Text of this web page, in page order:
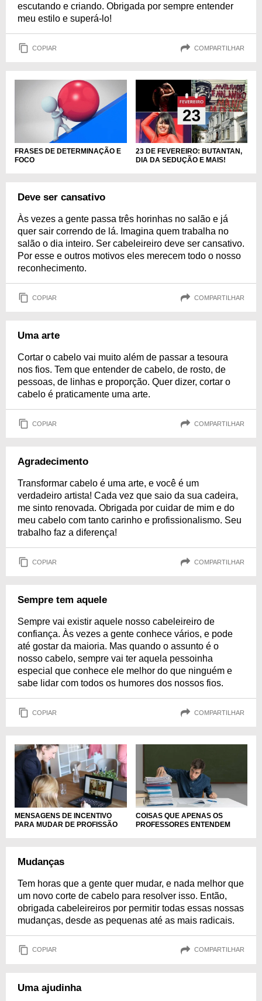
escutando e criando. Obrigada por sempre entender
meu estilo e superá-lo!
COPIAR COMPARTILHAR
FRASES DE DETERMINAÇÃO E
FOCO
23 DE FEVEREIRO: BUTANTAN,
DIA DA SEDUÇÃO E MAIS!
Deve ser cansativo
Às vezes a gente passa três horinhas no salão e já
quer sair correndo de lá. Imagina quem trabalha no
salão o dia inteiro. Ser cabeleireiro deve ser cansativo.
Por esse e outros motivos eles merecem todo o nosso
reconhecimento.
COPIAR COMPARTILHAR
Uma arte
Cortar o cabelo vai muito além de passar a tesoura
nos fios. Tem que entender de cabelo, de rosto, de
pessoas, de linhas e proporção. Quer dizer, cortar o
cabelo é praticamente uma arte.
COPIAR COMPARTILHAR
Agradecimento
Transformar cabelo é uma arte, e você é um
verdadeiro artista! Cada vez que saio da sua cadeira,
me sinto renovada. Obrigada por cuidar de mim e do
meu cabelo com tanto carinho e profissionalismo. Seu
trabalho faz a diferença!
COPIAR COMPARTILHAR
Sempre tem aquele
Sempre vai existir aquele nosso cabeleireiro de
confiança. Às vezes a gente conhece vários, e pode
até gostar da maioria. Mas quando o assunto é o
nosso cabelo, sempre vai ter aquela pessoinha
especial que conhece ele melhor do que ninguém e
sabe lidar com todos os humores dos nossos fios.
COPIAR COMPARTILHAR
MENSAGENS DE INCENTIVO
PARA MUDAR DE PROFISSÃO
COISAS QUE APENAS OS
PROFESSORES ENTENDEM
Mudanças
Tem horas que a gente quer mudar, e nada melhor que
um novo corte de cabelo para resolver isso. Então,
obrigada cabeleireiros por permitir todas essas nossas
mudanças, desde as pequenas até as mais radicais.
COPIAR COMPARTILHAR
Uma ajudinha